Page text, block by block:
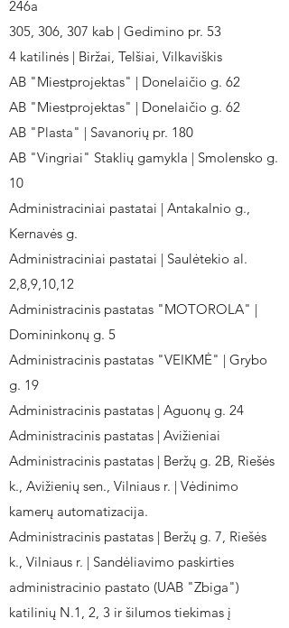
246a
305, 306, 307 kab | Gedimino pr. 53
4 katilinės | Biržai, Telšiai, Vilkaviškis
AB "Miestprojektas" | Donelaičio g. 62
AB "Miestprojektas" | Donelaičio g. 62
AB "Plasta" | Savanorių pr. 180
AB "Vingriai" Staklių gamykla | Smolensko g.
10
Administraciniai pastatai | Antakalnio g.,
Kernavės g.
Administraciniai pastatai | Saulėtekio al.
2,8,9,10,12
Administracinis pastatas "MOTOROLA" |
Domininkonų g. 5
Administracinis pastatas "VEIKMĖ" | Grybo
g. 19
Administracinis pastatas | Aguonų g. 24
Administracinis pastatas | Avižieniai
Administracinis pastatas | Beržų g. 2B, Riešės
k., Avižienių sen., Vilniaus r. | Vėdinimo
kamerų automatizacija.
Administracinis pastatas | Beržų g. 7, Riešės
k., Vilniaus r. | Sandėliavimo paskirties
administracinio pastato (UAB "Zbiga")
katilinių N.1, 2, 3 ir šilumos tiekimas į